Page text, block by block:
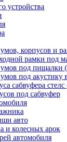
устройства
корпусов и
рамки под
под пищалки
под акустику
сабвуфера стелс
под сабвуфер
авто
и колесных арок
автомобиля